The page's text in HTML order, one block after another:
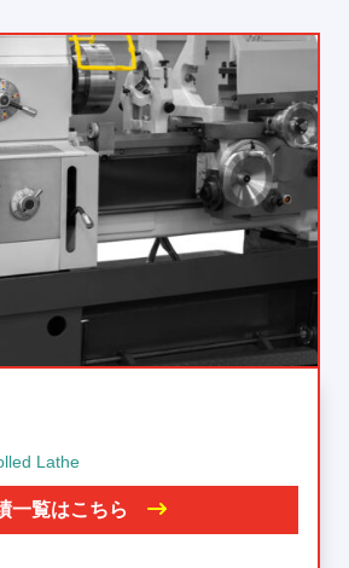
Lathe
一覧はこちら